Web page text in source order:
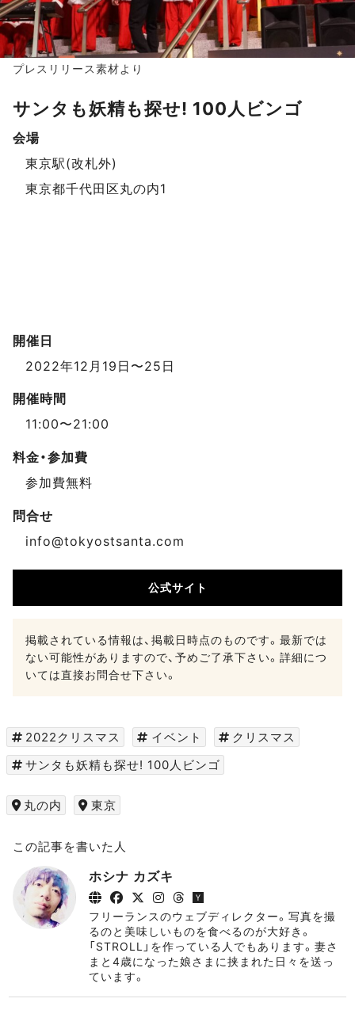
プレスリリース素材より
イベントデータ
サンタも妖精も探せ! 100人ビンゴ
会場
東京駅(改札外)
東京都千代田区丸の内1
開催日
2022年12月19日〜25日
開催時間
11:00〜21:00
料金・参加費
参加費無料
問合せ
info@tokyostsanta.com
公式サイト
掲載されている情報は、掲載日時点のものです。最新では
ない可能性がありますので、予めご了承下さい。詳細につ
いては直接お問合せ下さい。
2022クリスマス イベント
クリスマス
サンタも妖精も探せ! 100人ビンゴ
丸の内 東京
この記事を書いた人
ホシナ カズキ
フリーランスのウェブディレクター。写真を撮
るのと美味しいものを食べるのが大好き。
「STROLL」を作っている人でもあります。妻さ
まと4歳になった娘さまに挟まれた日々を送っ
ています。